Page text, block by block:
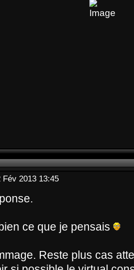
Fév 2013 13:45
ce que je pensais
Reste plus cas